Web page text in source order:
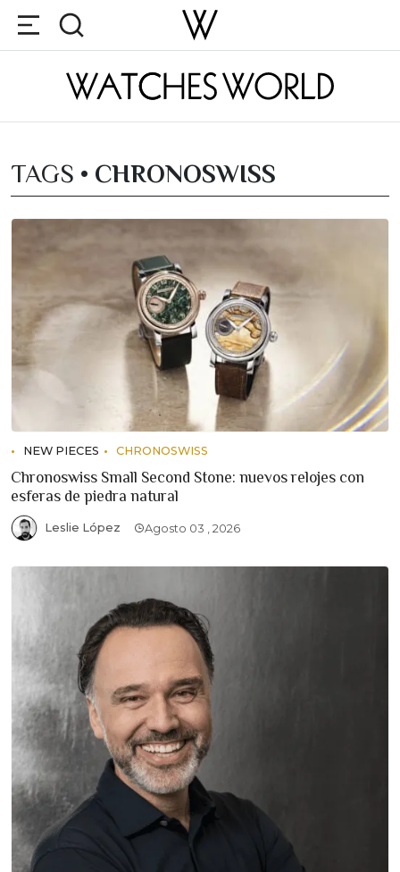
TAGS • CHRONOSWISS
NEW PIECES CHRONOSWISS
Chronoswiss Small Second Stone: nuevos relojes con
esferas de piedra natural
Leslie López Agosto 03 , 2026